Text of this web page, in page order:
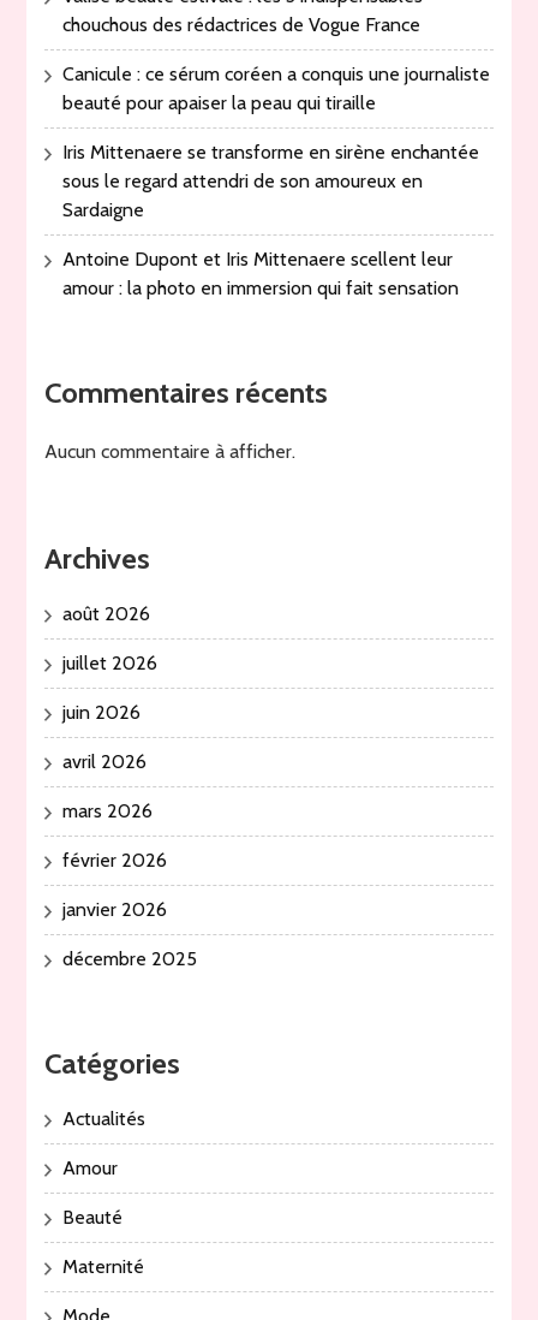
chouchous des rédactrices de Vogue France
Canicule : ce sérum coréen a conquis une journaliste
beauté pour apaiser la peau qui tiraille
Iris Mittenaere se transforme en sirène enchantée
sous le regard attendri de son amoureux en
Sardaigne
Antoine Dupont et Iris Mittenaere scellent leur
amour : la photo en immersion qui fait sensation
Commentaires récents
Aucun commentaire à afficher.
Archives
août 2026
juillet 2026
juin 2026
avril 2026
mars 2026
février 2026
janvier 2026
décembre 2025
Catégories
Actualités
Amour
Beauté
Maternité